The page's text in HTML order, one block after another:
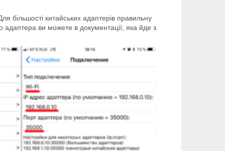
більшості китайських адаптерів правильну
ви можете в документації, яка йде з